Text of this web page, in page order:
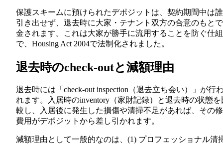
保護スキームに預けられたデポジットは、契約期間中は
引き出せず、退去時に大家・テナント双方の合意のもと
金されます。これは大家が勝手に流用することを防ぐ仕
で、Housing Act 2004で法制化されました。
退去時のcheck-outと減額理由
退去時には「check-out inspection（退去立ち会い）」が行
れます。入居時のinventory（家財記録）と退去時の状態を
較し、入居後に発生した損傷や清掃不足があれば、その
費用がデポジットから差し引かれます。
減額理由として一般的なのは、(1) プロフェッショナル清